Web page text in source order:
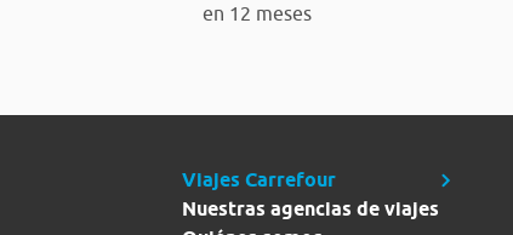
en 12 meses
Viajes Carrefour
Nuestras agencias de viajes